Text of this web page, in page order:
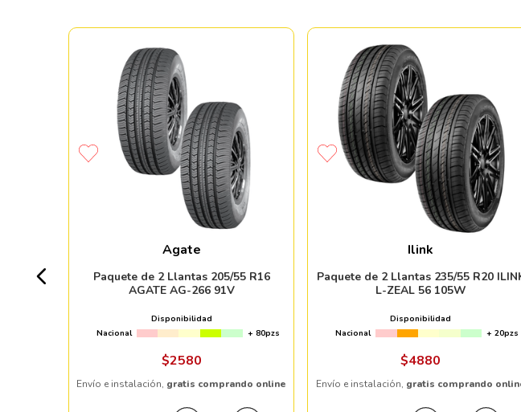
Agate
Paquete de 2 Llantas 205/55 R16
AGATE AG-266 91V
Disponibilidad
Nacional
+ 80pzs
$2580
Envío e instalación, gratis comprando online
Ilink
Paquete de 2 Llantas 235/55 R20
L-ZEAL 56 105W
Disponibilidad
Nacional
+ 20pzs
$4880
Envío e instalación, gratis comprando